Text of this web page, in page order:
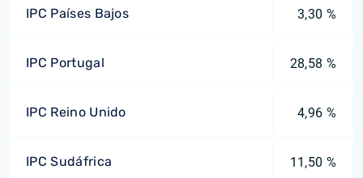
IPC Países Bajos 3,30 %
IPC Portugal 28,58 %
IPC Reino Unido 4,96 %
IPC Sudáfrica 11,50 %